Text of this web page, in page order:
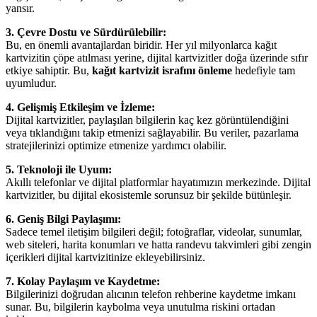
yansır.
3. Çevre Dostu ve Sürdürülebilir:
Bu, en önemli avantajlardan biridir. Her yıl milyonlarca kağıt
kartvizitin çöpe atılması yerine, dijital kartvizitler doğa üzerinde sıfır
etkiye sahiptir. Bu, kağıt kartvizit israfını önleme hedefiyle tam
uyumludur.
4. Gelişmiş Etkileşim ve İzleme:
Dijital kartvizitler, paylaşılan bilgilerin kaç kez görüntülendiğini
veya tıklandığını takip etmenizi sağlayabilir. Bu veriler, pazarlama
stratejilerinizi optimize etmenize yardımcı olabilir.
5. Teknoloji ile Uyum:
Akıllı telefonlar ve dijital platformlar hayatımızın merkezinde. Dijital
kartvizitler, bu dijital ekosistemle sorunsuz bir şekilde bütünleşir.
6. Geniş Bilgi Paylaşımı:
Sadece temel iletişim bilgileri değil; fotoğraflar, videolar, sunumlar,
web siteleri, harita konumları ve hatta randevu takvimleri gibi zengin
içerikleri dijital kartvizitinize ekleyebilirsiniz.
7. Kolay Paylaşım ve Kaydetme:
Bilgilerinizi doğrudan alıcının telefon rehberine kaydetme imkanı
sunar. Bu, bilgilerin kaybolma veya unutulma riskini ortadan